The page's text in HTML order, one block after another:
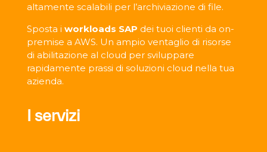
altamente scalabili per l’archiviazione di file.
Sposta i workloads SAP dei tuoi clienti da on-
premise a AWS. Un ampio ventaglio di risorse
di abilitazione al cloud per sviluppare
rapidamente prassi di soluzioni cloud nella tua
azienda.
I servizi